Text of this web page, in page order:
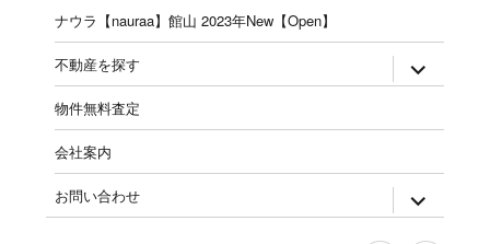
ナウラ【nauraa】館山 2023年New【Open】
不動産を探す expand
child
物件無料査定
会社案内
お問い合わせ expand
child